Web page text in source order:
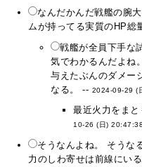
なんだかんだ戦艦の腕
ムが持ってる実質のHP
戦艦が全員下手な
気でわかるんだよね
与えたぶんのダメー
なる。 -- 2024-09-29 (
最近火力をま
10-26 (日) 20:47:38
そうなんよね。 そうな
力のしわ寄せは前線にい